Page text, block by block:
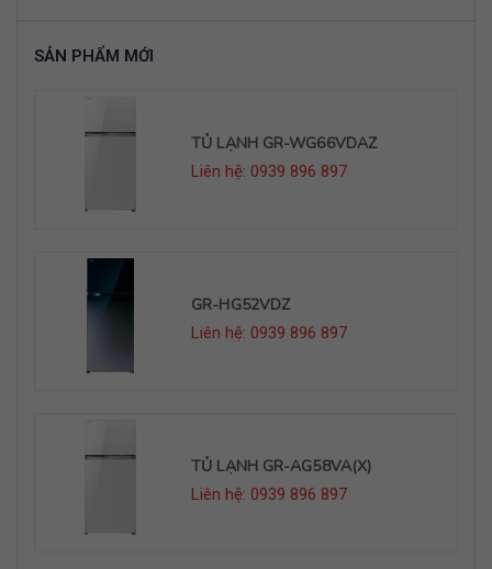
SẢN PHẨM MỚI
TỦ LẠNH GR-WG66VDAZ
Liên hệ: 0939 896 897
GR-HG52VDZ
Liên hệ: 0939 896 897
TỦ LẠNH GR-AG58VA(X)
Liên hệ: 0939 896 897